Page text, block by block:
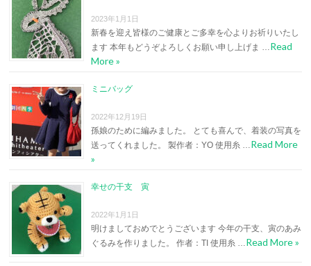
2023年1月1日
新春を迎え皆様のご健康とご多幸を心よりお祈りいたし
ます 本年もどうぞよろしくお願い申し上げま …Read
More »
ミニバッグ
2022年12月19日
孫娘のために編みました。 とても喜んで、着装の写真を
送ってくれました。 製作者：YO 使用糸 …Read More
»
幸せの干支 寅
2022年1月1日
明けましておめでとうございます 今年の干支、寅のあみ
ぐるみを作りました。 作者：TI 使用糸 …Read More »